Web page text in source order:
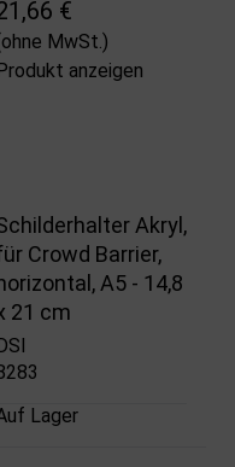
€
MwSt.)
anzeigen
Akryl,
Crowd Barrier,
A5 - 14,8
21 cm
Lager